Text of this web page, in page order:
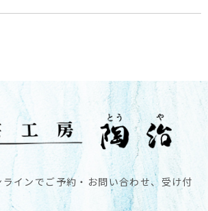
インでご予約・お問い合わせ、受け付